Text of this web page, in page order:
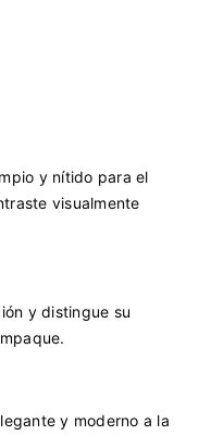
y nítido para el
visualmente
y distingue su
y moderno a la